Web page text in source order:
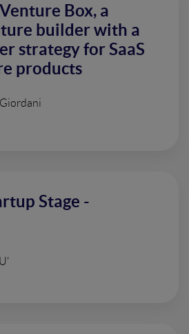
Box, a
builder with a
strategy for SaaS
products
Stage -